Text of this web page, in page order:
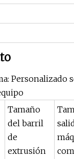
Personalizado
Tamaño
del barril
de
extrusión